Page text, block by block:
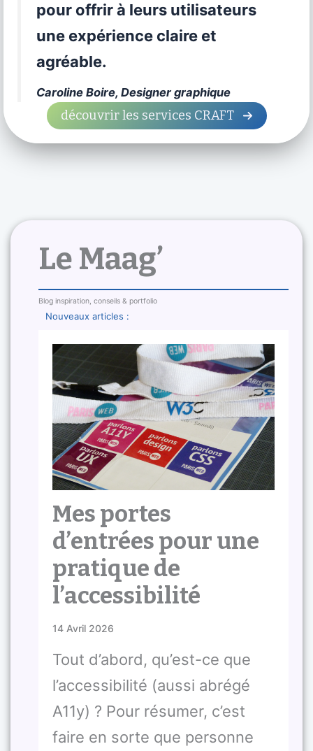
pour offrir à leurs utilisateurs
une expérience claire et
agréable.
Caroline Boire, Designer graphique
découvrir les services CRAFT
Le Maag’
Blog inspiration, conseils & portfolio
Nouveaux articles :
Mes portes
d’entrées pour une
pratique de
l’accessibilité
14 Avril 2026
Tout d’abord, qu’est-ce que
l’accessibilité (aussi abrégé
A11y) ? Pour résumer, c’est
faire en sorte que personne